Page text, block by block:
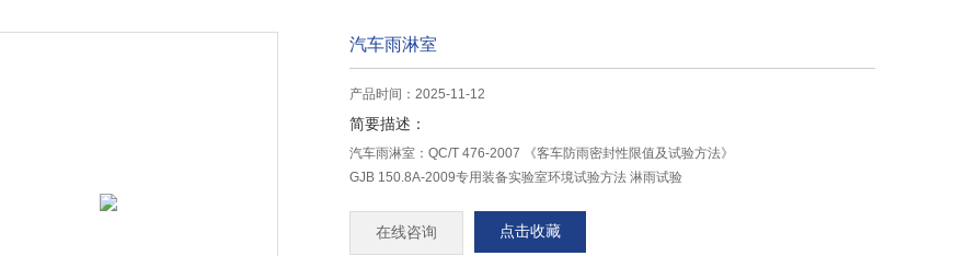
汽车雨淋室
产品时间：2025-11-12
简要描述：
汽车雨淋室：QC/T 476-2007 《客车防雨密封性限值及试验方法》
GJB 150.8A-2009专用装备实验室环境试验方法 淋雨试验
在线咨询 点击收藏